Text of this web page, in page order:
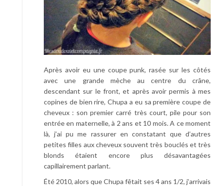
Après avoir eu une coupe punk, rasée sur les côtés
avec une grande mèche au centre du crâne,
descendant sur le front, et après avoir permis à mes
copines de bien rire, Chupa a eu sa première coupe de
cheveux : son premier carré très court, pile pour son
entrée en maternelle, à 2 ans et 10 mois. A ce moment
là, j’ai pu me rassurer en constatant que d’autres
petites filles aux cheveux souvent très bouclés et très
blonds étaient encore plus désavantagées
capillairement parlant.
Été 2010, alors que Chupa fêtait ses 4 ans 1/2, j’arrivais